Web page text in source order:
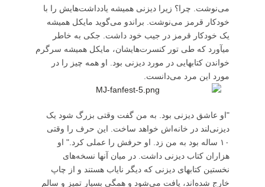
می‌نوشت. چرا؟ زیرا دیزنی همیشه یادداشت‌هایش را با
خودکار قرمز می‌نوشت. براندو می‌گوید مایکل همیشه
یک خودکار قرمز در جیب خود داشت. جکی به خاطر
می‎آورد که طی تور کنسرت‌هایشان، مایکل همیشه سرگرم
خواندن کتابهایی در مورد دیزنی بود. او همه چیز را در
مورد این مرد می‌دانست.
"او عاشق دیزنی بود. به من گفت وقتی بزرگ شود یک
دیزنی‌لند در خانه‌اش خواهد ساخت. این حرف را وقتی
۱۰ ساله بود به من زد. او حرفش را عملی کرد." او
هزاران کتاب دیزنی داشت. در میان آنها نسخه‌های
نخستین کتابهای دیزنی که دیگر نایاب هستند و از چاپ
خارج شده‌اند، یافت می‌شود و همگی بسیار تمیز و سالم